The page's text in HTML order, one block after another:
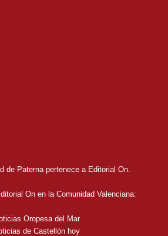
de Paterna pertenece a Editorial On.
On en la Comunidad Valenciana:
Oropesa del Mar
de Castellón hoy